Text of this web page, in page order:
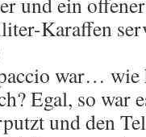
Karaffen
war…
Egal, so war
und den